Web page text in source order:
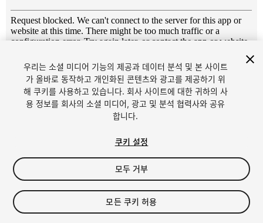
1/5
$6
세금/부가세는 결제 시 반영됩니다.
우리는 소셜 미디어 기능의 제공과 데이터 분석 및 본 사이트
가 올바로 동작하고 개인화된 콘텐츠와 광고를 제공하기 위
해 쿠키를 사용하고 있습니다. 회사 사이트에 대한 귀하의 사
용 정보를 회사의 소셜 미디어, 광고 및 분석 협력사와 공유
합니다.
쿠키 설정
모두 거부
모든 쿠키 허용